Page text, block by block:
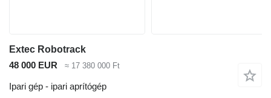
Extec Robotrack
48 000 EUR
≈ 17 380 000 Ft
Ipari gép - ipari aprítógép